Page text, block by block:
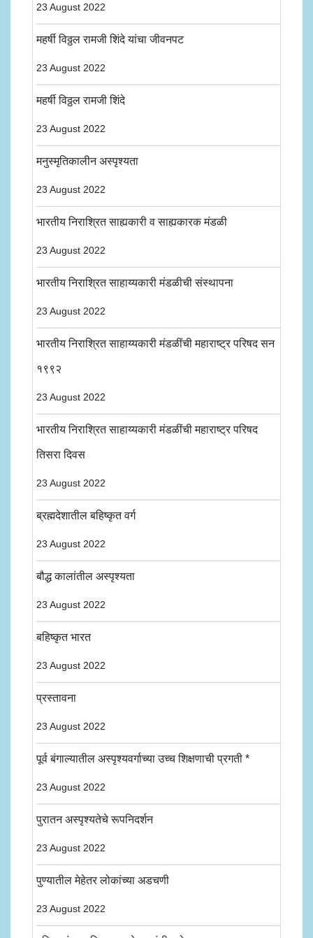
23 August 2022
महर्षी विठ्ठल रामजी शिंदे यांचा जीवनपट
23 August 2022
महर्षी विठ्ठल रामजी शिंदे
23 August 2022
मनुस्मृतिकालीन अस्पृश्यता
23 August 2022
भारतीय निराश्रित साह्यकारी व साह्यकारक मंडळी
23 August 2022
भारतीय निराश्रित साहाय्यकारी मंडळीची संस्थापना
23 August 2022
भारतीय निराश्रित साहाय्यकारी मंडळींची महाराष्ट्र परिषद सन
१९९२
23 August 2022
भारतीय निराश्रित साहाय्यकारी मंडळींची महाराष्ट्र परिषद
तिसरा दिवस
23 August 2022
ब्रह्मदेशातील बहिष्कृत वर्ग
23 August 2022
बौद्ध कालांतील अस्पृश्यता
23 August 2022
बहिष्कृत भारत
23 August 2022
प्रस्तावना
23 August 2022
पूर्व बंगाल्यातील अस्पृश्यवर्गाच्या उच्च शिक्षणाची प्रगती *
23 August 2022
पुरातन अस्पृश्यतेचे रूपनिदर्शन
23 August 2022
पुण्यातील मेहेतर लोकांच्या अडचणी
23 August 2022